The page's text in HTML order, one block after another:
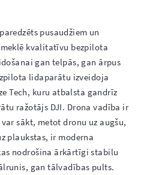
pusaudžiem un
kvalitatīvu bezpilota
gan telpās, gan ārpus
lidaparātu izveidoja
Tech, kuru atbalsta gandrīz
ražotājs DJI. Drona vadība ir
sākt, metot dronu uz augšu,
plaukstas, ir moderna
nodrošina ārkārtīgi stabilu
gan tālvadības pults.